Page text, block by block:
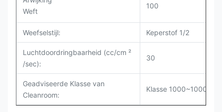
Weft
100
Weefselstijl: Keperstof 1/2
Luchtdoordringbaarheid (cc/cm ²
/sec):
30
Geadviseerde Klasse van
Cleanroom:
Klasse 1000~10000